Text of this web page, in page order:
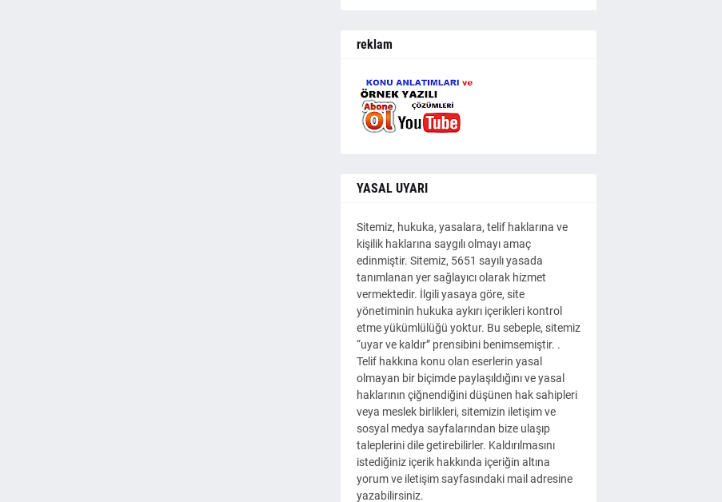
reklam
YASAL UYARI
Sitemiz, hukuka, yasalara, telif haklarına ve
kişilik haklarına saygılı olmayı amaç
edinmiştir. Sitemiz, 5651 sayılı yasada
tanımlanan yer sağlayıcı olarak hizmet
vermektedir. İlgili yasaya göre, site
yönetiminin hukuka aykırı içerikleri kontrol
etme yükümlülüğü yoktur. Bu sebeple, sitemiz
“uyar ve kaldır” prensibini benimsemiştir. .
Telif hakkına konu olan eserlerin yasal
olmayan bir biçimde paylaşıldığını ve yasal
haklarının çiğnendiğini düşünen hak sahipleri
veya meslek birlikleri, sitemizin iletişim ve
sosyal medya sayfalarından bize ulaşıp
taleplerini dile getirebilirler. Kaldırılmasını
istediğiniz içerik hakkında içeriğin altına
yorum ve iletişim sayfasındaki mail adresine
yazabilirsiniz.